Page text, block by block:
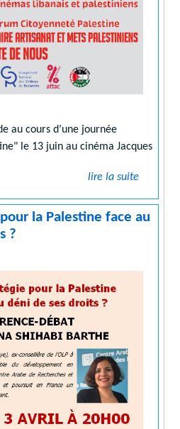
au cours d’une journée
le 13 juin au cinéma Jacques
lire la suite
la Palestine face au
?